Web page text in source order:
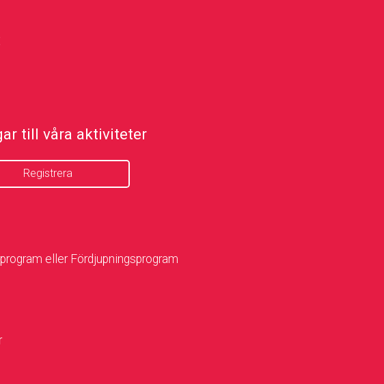
till våra aktiviteter
eller Fördjupningsprogram